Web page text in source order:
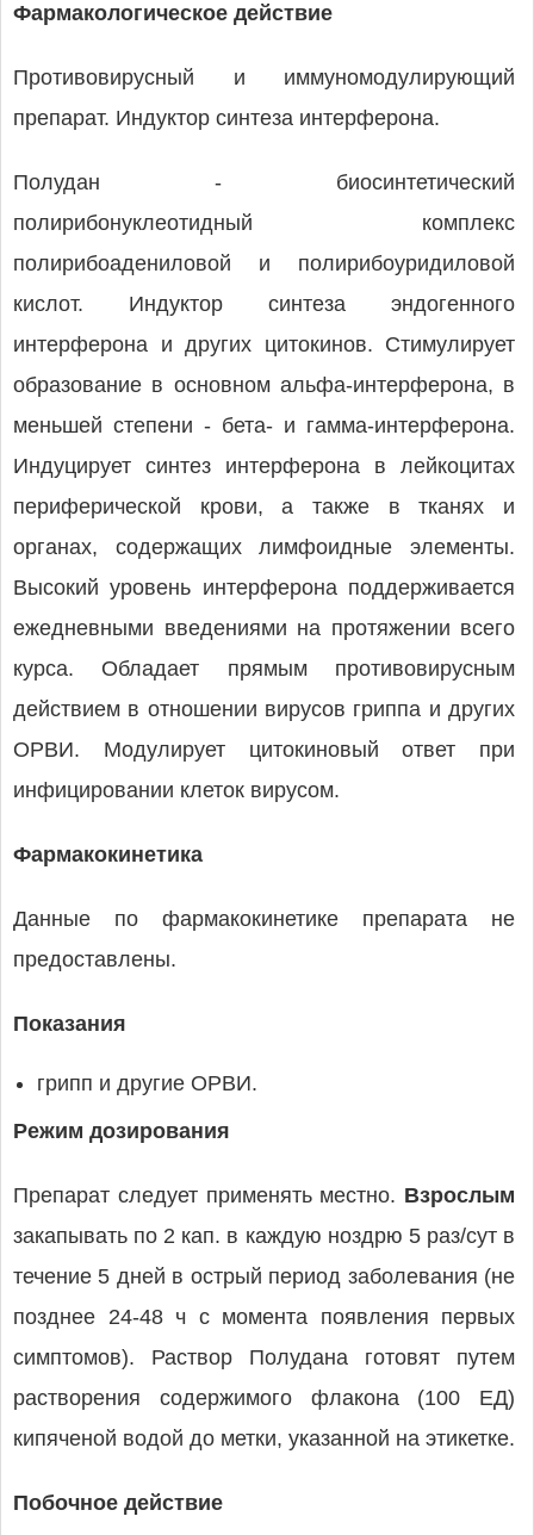
Фармакологическое действие
Противовирусный и иммуномодулирующий
препарат. Индуктор синтеза интерферона.
Полудан - биосинтетический
полирибонуклеотидный комплекс
полирибоадениловой и полирибоуридиловой
кислот. Индуктор синтеза эндогенного
интерферона и других цитокинов. Стимулирует
образование в основном альфа-интерферона, в
меньшей степени - бета- и гамма-интерферона.
Индуцирует синтез интерферона в лейкоцитах
периферической крови, а также в тканях и
органах, содержащих лимфоидные элементы.
Высокий уровень интерферона поддерживается
ежедневными введениями на протяжении всего
курса. Обладает прямым противовирусным
действием в отношении вирусов гриппа и других
ОРВИ. Модулирует цитокиновый ответ при
инфицировании клеток вирусом.
Фармакокинетика
Данные по фармакокинетике препарата не
предоставлены.
Показания
грипп и другие ОРВИ.
Режим дозирования
Препарат следует применять местно. Взрослым
закапывать по 2 кап. в каждую ноздрю 5 раз/сут в
течение 5 дней в острый период заболевания (не
позднее 24-48 ч с момента появления первых
симптомов). Раствор Полудана готовят путем
растворения содержимого флакона (100 ЕД)
кипяченой водой до метки, указанной на этикетке.
Побочное действие